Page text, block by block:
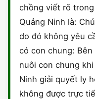
SỞ HỮU TRÍ TUỆ
THUẾ - BẢO HIỂM
HÌNH SỰ
HÔN NHÂN - GIA
SỞ HỮU TRÍ TUỆ
DOANH NGHIỆP
HỘ KINH DOANH
SỞ HỮU TRÍ TUỆ
LÝ LỊCH TƯ PHÁP
HỢP ĐỒNG
TỐ TỤNG
KHÁC
chồng viết rõ
Quảng Ninh là:
do đó không yêu
có con chung:
nuôi con chung
Ninh giải quyết ly
không được trực